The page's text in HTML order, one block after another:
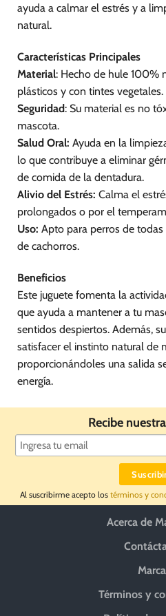
ayuda a calmar el estrés y a
natural.
Características Principales
Material: Hecho de hule 100%
plásticos y con tintes vegetales.
Seguridad: Su material es no
mascota.
Salud Oral: Ayuda en la
lo que contribuye a eliminar
de comida de la dentadura.
Alivio del Estrés: Calma el
prolongados o por el
Uso: Apto para perros de
de cachorros.
Beneficios
Este juguete fomenta la
que ayuda a mantener a tu
sentidos despiertos. Además,
satisfacer el instinto natural de
proporcionándoles una salida
energía.
Recibe
Al suscribirme acepto los términos y
Acerca de
Términos y